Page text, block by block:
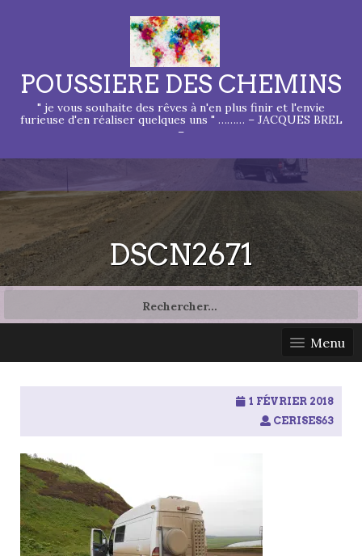
POUSSIERE DES CHEMINS
" je vous souhaite des rêves à n'en plus finir et l'envie
furieuse d'en réaliser quelques uns " ……… – JACQUES BREL
–
DSCN2671
Menu
1 FÉVRIER 2018
CERISES63